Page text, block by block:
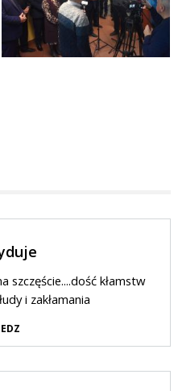
szczęście....dość kłamstw
i zakłamania